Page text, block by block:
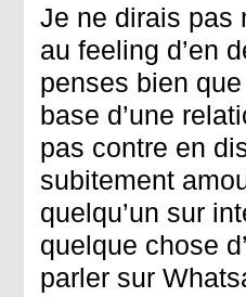
Je ne dirais pas
au feeling d’en
penses bien que
base d’une
pas contre en
subitement
quelqu’un sur
quelque chose
parler sur